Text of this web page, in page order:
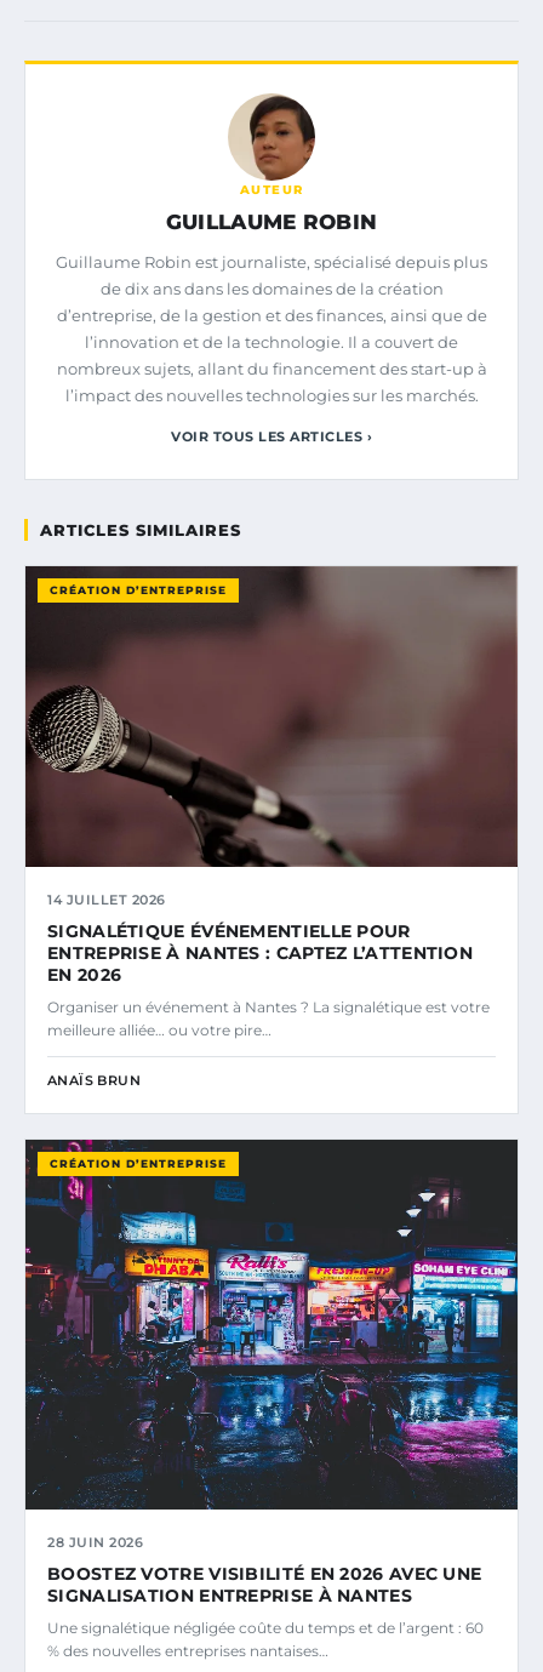
AUTEUR
GUILLAUME ROBIN
Guillaume Robin est journaliste, spécialisé depuis plus
de dix ans dans les domaines de la création
d’entreprise, de la gestion et des finances, ainsi que de
l’innovation et de la technologie. Il a couvert de
nombreux sujets, allant du financement des start-up à
l’impact des nouvelles technologies sur les marchés.
VOIR TOUS LES ARTICLES ›
ARTICLES SIMILAIRES
CRÉATION D’ENTREPRISE
14 JUILLET 2026
SIGNALÉTIQUE ÉVÉNEMENTIELLE POUR
ENTREPRISE À NANTES : CAPTEZ L’ATTENTION
EN 2026
Organiser un événement à Nantes ? La signalétique est votre
meilleure alliée… ou votre pire…
ANAÏS BRUN
CRÉATION D’ENTREPRISE
28 JUIN 2026
BOOSTEZ VOTRE VISIBILITÉ EN 2026 AVEC UNE
SIGNALISATION ENTREPRISE À NANTES
Une signalétique négligée coûte du temps et de l’argent : 60
% des nouvelles entreprises nantaises…